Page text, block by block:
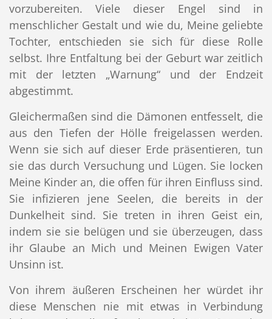
vorzubereiten. Viele dieser Engel sind in
menschlicher Gestalt und wie du, Meine geliebte
Tochter, entschieden sie sich für diese Rolle
selbst. Ihre Entfaltung bei der Geburt war zeitlich
mit der letzten „Warnung“ und der Endzeit
abgestimmt.
Gleichermaßen sind die Dämonen entfesselt, die
aus den Tiefen der Hölle freigelassen werden.
Wenn sie sich auf dieser Erde präsentieren, tun
sie das durch Versuchung und Lügen. Sie locken
Meine Kinder an, die offen für ihren Einfluss sind.
Sie infizieren jene Seelen, die bereits in der
Dunkelheit sind. Sie treten in ihren Geist ein,
indem sie sie belügen und sie überzeugen, dass
ihr Glaube an Mich und Meinen Ewigen Vater
Unsinn ist.
Von ihrem äußeren Erscheinen her würdet ihr
diese Menschen nie mit etwas in Verbindung